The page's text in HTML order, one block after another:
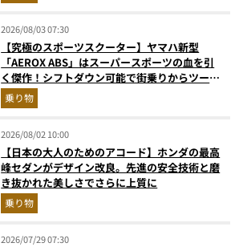
2026/08/03 07:30
【究極のスポーツスクーター】ヤマハ新型
「AEROX ABS」はスーパースポーツの血を引
く傑作！シフトダウン可能で街乗りからツーリ
ングまで最強
乗り物
2026/08/02 10:00
【日本の大人のためのアコード】ホンダの最高
峰セダンがデザイン改良。先進の安全技術と磨
き抜かれた美しさでさらに上質に
乗り物
2026/07/29 07:30